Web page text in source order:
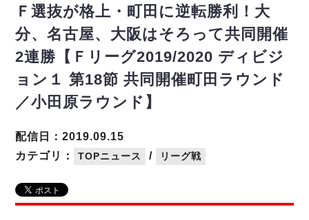
メディア情報
フットサル日本代表
その他
戦績表
警告・退場・出場停止選手
個人ランキング｜ゴール
個人ランキング｜シュート
個人ランキング｜シュート成功率
個人ランキング｜第2PK
メットライフ生命Ｆ２リーグ
順位表
戦績表
エスポラーダ北海道
バルドラール浦安
フウガドールすみだ
しながわシティ
立川アスレティックFC
ペスカドーラ町田
湘南ベルマーレ
ボアルース長野
シュライカー大阪
ボルクバレット北九州
アリーナ情報 ARENA
リーグ概要 ABOUT US
リーグ概要
大会概要
リーグ要項
過去の記録 ARCHIVE
過去の試合記録
プロジェクト
Ｆ選抜が格上・町田に逆転勝利！大
分、名古屋、大阪はそろって共同開催
2連勝【Ｆリーグ2019/2020 ディビジ
ョン１ 第18節 共同開催町田ラウンド
／小田原ラウンド】
カテゴリ： TOPニュース / リーグ戦
配信日：2019.09.15